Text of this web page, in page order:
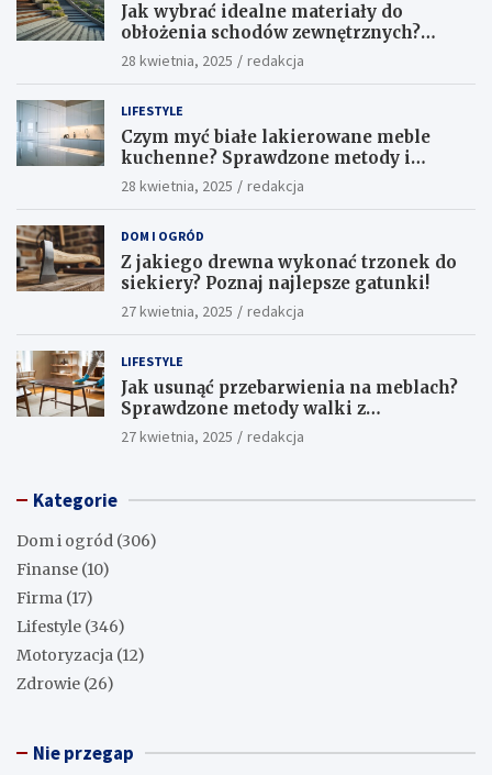
Jak wybrać idealne materiały do
obłożenia schodów zewnętrznych?
Praktyczne porady i inspiracje
28 kwietnia, 2025 redakcja
LIFESTYLE
Czym myć białe lakierowane meble
kuchenne? Sprawdzone metody i
skuteczne środki
28 kwietnia, 2025 redakcja
DOM I OGRÓD
Z jakiego drewna wykonać trzonek do
siekiery? Poznaj najlepsze gatunki!
27 kwietnia, 2025 redakcja
LIFESTYLE
Jak usunąć przebarwienia na meblach?
Sprawdzone metody walki z
uciążliwymi plamami!
27 kwietnia, 2025 redakcja
Kategorie
Dom i ogród (306)
Finanse (10)
Firma (17)
Lifestyle (346)
Motoryzacja (12)
Zdrowie (26)
Nie przegap